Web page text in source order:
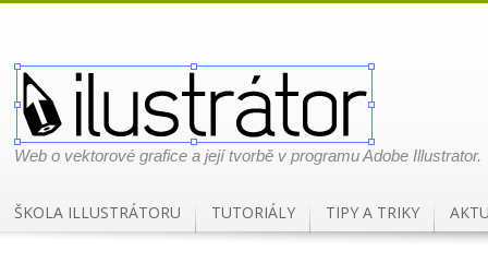
Web o vektorové grafice a její tvorbě v programu Adobe Illustrator.
ŠKOLA ILLUSTRÁTORU TUTORIÁLY TIPY A TRIKY